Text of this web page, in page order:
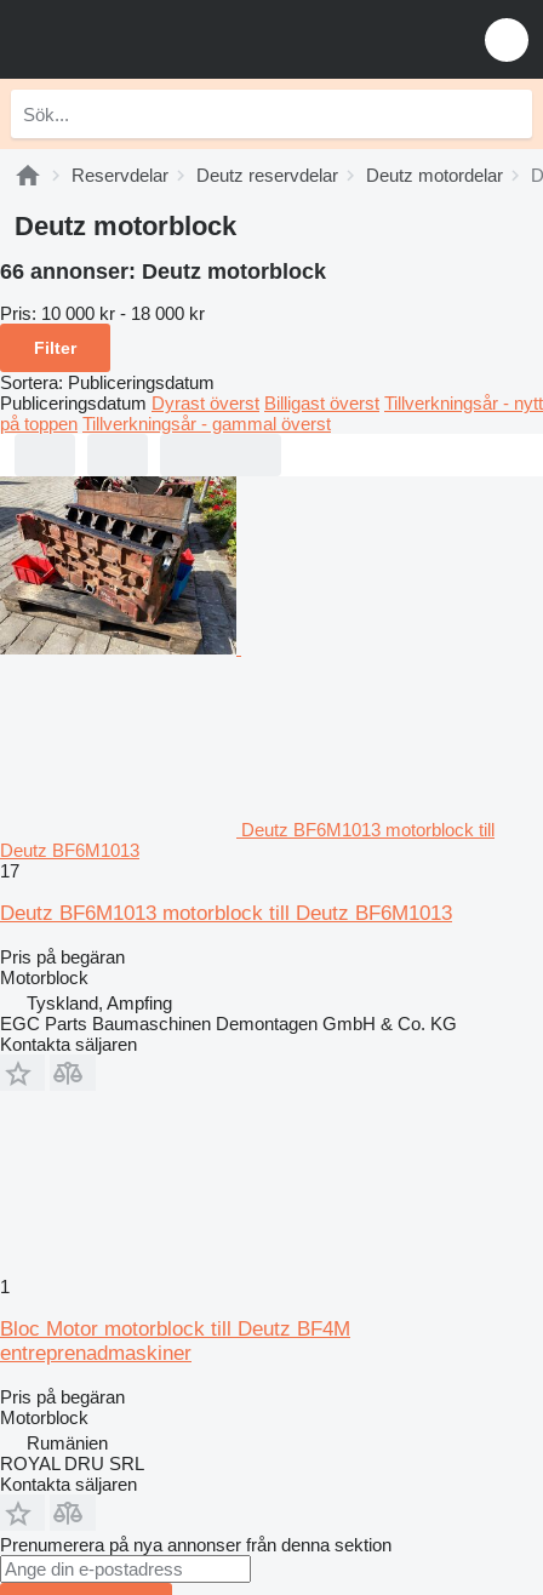
Reservdelar Deutz reservdelar Deutz motordelar
Deutz motorblock
66 annonser: Deutz motorblock
Pris: 10 000 kr - 18 000 kr
Filter
Sortera: Publiceringsdatum
Publiceringsdatum Dyrast överst Billigast överst Tillverkningsår - nytt
på toppen Tillverkningsår - gammal överst
Deutz BF6M1013 motorblock till
Deutz BF6M1013
17
Deutz BF6M1013 motorblock till Deutz BF6M1013
Pris på begäran
Motorblock
Tyskland, Ampfing
EGC Parts Baumaschinen Demontagen GmbH & Co. KG
Kontakta säljaren
1
Bloc Motor motorblock till Deutz BF4M
entreprenadmaskiner
Pris på begäran
Motorblock
Rumänien
ROYAL DRU SRL
Kontakta säljaren
Prenumerera på nya annonser från denna sektion